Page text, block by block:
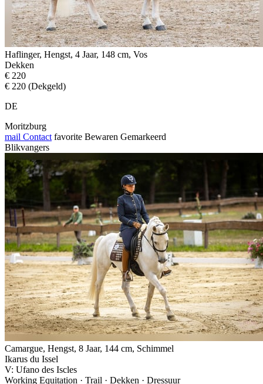
Haflinger, Hengst, 4 Jaar, 148 cm, Vos
Dekken
€ 220
€ 220 (Dekgeld)
DE
Moritzburg
mail Contact favorite Bewaren Gemarkeerd
Blikvangers
Camargue, Hengst, 8 Jaar, 144 cm, Schimmel
Ikarus du Issel
V: Ufano des Iscles
Working Equitation · Trail · Dekken · Dressuur